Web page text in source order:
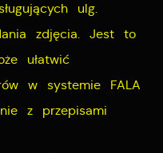
ulg.
zdjęcia. Jest to
ułatwić
w systemie FALA
z przepisami